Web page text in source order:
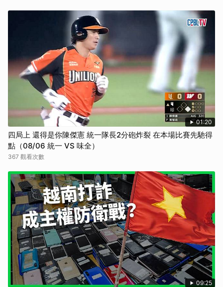
01:20
四局上 還得是你陳傑憲 統一隊長2分砲炸裂 在本場比賽先馳得
點（08/06 統一 VS 味全）
367 觀看次數
09:25